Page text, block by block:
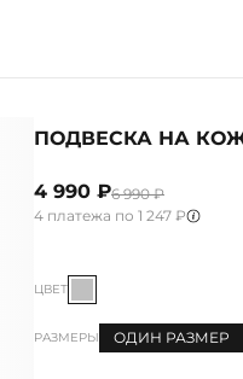
ПОДВЕСКА НА
4 990 ₽6 990 ₽
4 платежа по 1 247 ₽
ЦВЕТ
РАЗМЕРЫ ОДИН РАЗМЕР